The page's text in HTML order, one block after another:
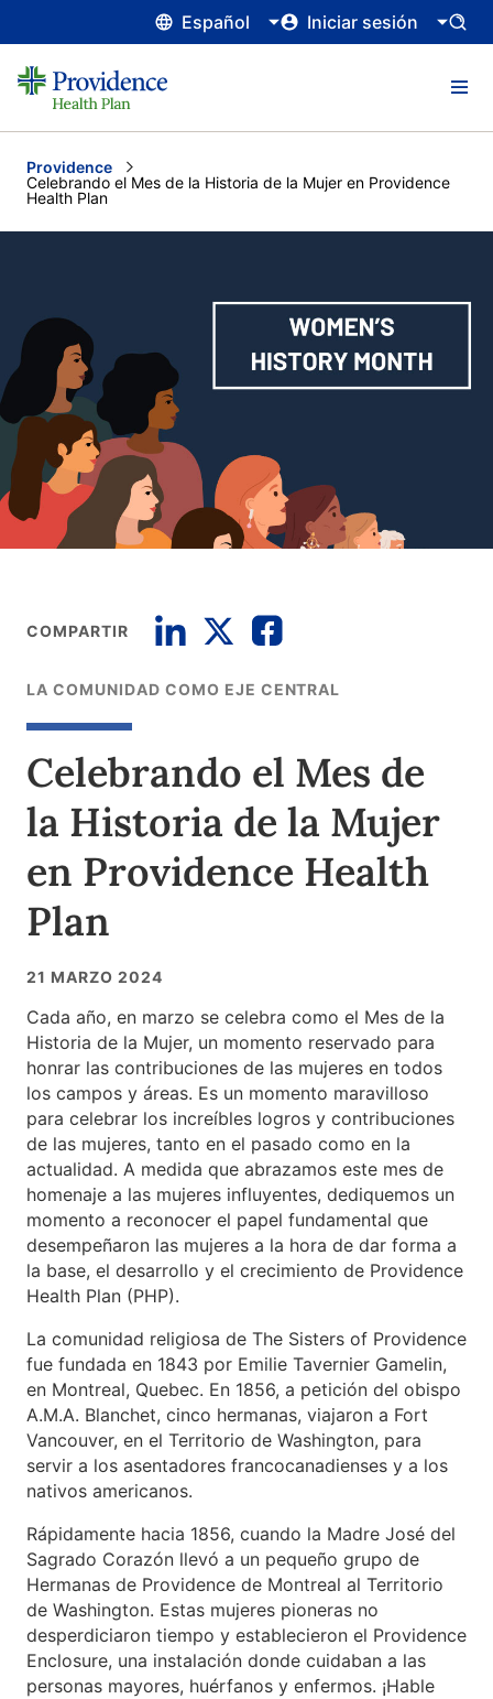
Español Iniciar sesión
Providence
Current:
Celebrando el Mes de la Historia de la Mujer en Providence
Health Plan
COMPARTIR
LA COMUNIDAD COMO EJE CENTRAL
Celebrando el Mes de
la Historia de la Mujer
en Providence Health
Plan
21 MARZO 2024
Cada año, en marzo se celebra como el Mes de la
Historia de la Mujer, un momento reservado para
honrar las contribuciones de las mujeres en todos
los campos y áreas. Es un momento maravilloso
para celebrar los increíbles logros y contribuciones
de las mujeres, tanto en el pasado como en la
actualidad. A medida que abrazamos este mes de
homenaje a las mujeres influyentes, dediquemos un
momento a reconocer el papel fundamental que
desempeñaron las mujeres a la hora de dar forma a
la base, el desarrollo y el crecimiento de Providence
Health Plan (PHP).
La comunidad religiosa de The Sisters of Providence
fue fundada en 1843 por Emilie Tavernier Gamelin,
en Montreal, Quebec. En 1856, a petición del obispo
A.M.A. Blanchet, cinco hermanas, viajaron a Fort
Vancouver, en el Territorio de Washington, para
servir a los asentadores francocanadienses y a los
nativos americanos.
Rápidamente hacia 1856, cuando la Madre José del
Sagrado Corazón llevó a un pequeño grupo de
Hermanas de Providence de Montreal al Territorio
de Washington. Estas mujeres pioneras no
desperdiciaron tiempo y establecieron el Providence
Enclosure, una instalación donde cuidaban a las
personas mayores, huérfanos y enfermos. ¡Hable